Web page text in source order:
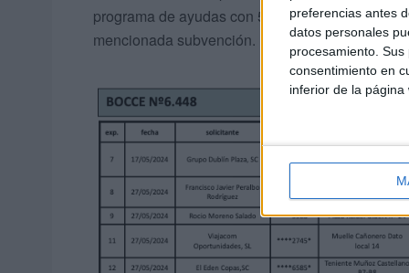
preferencias antes
datos personales
procesamiento.
consentimiento en
inferior de la página
programa de ayudas con 5 aprobadas para un
mencionada subvención.